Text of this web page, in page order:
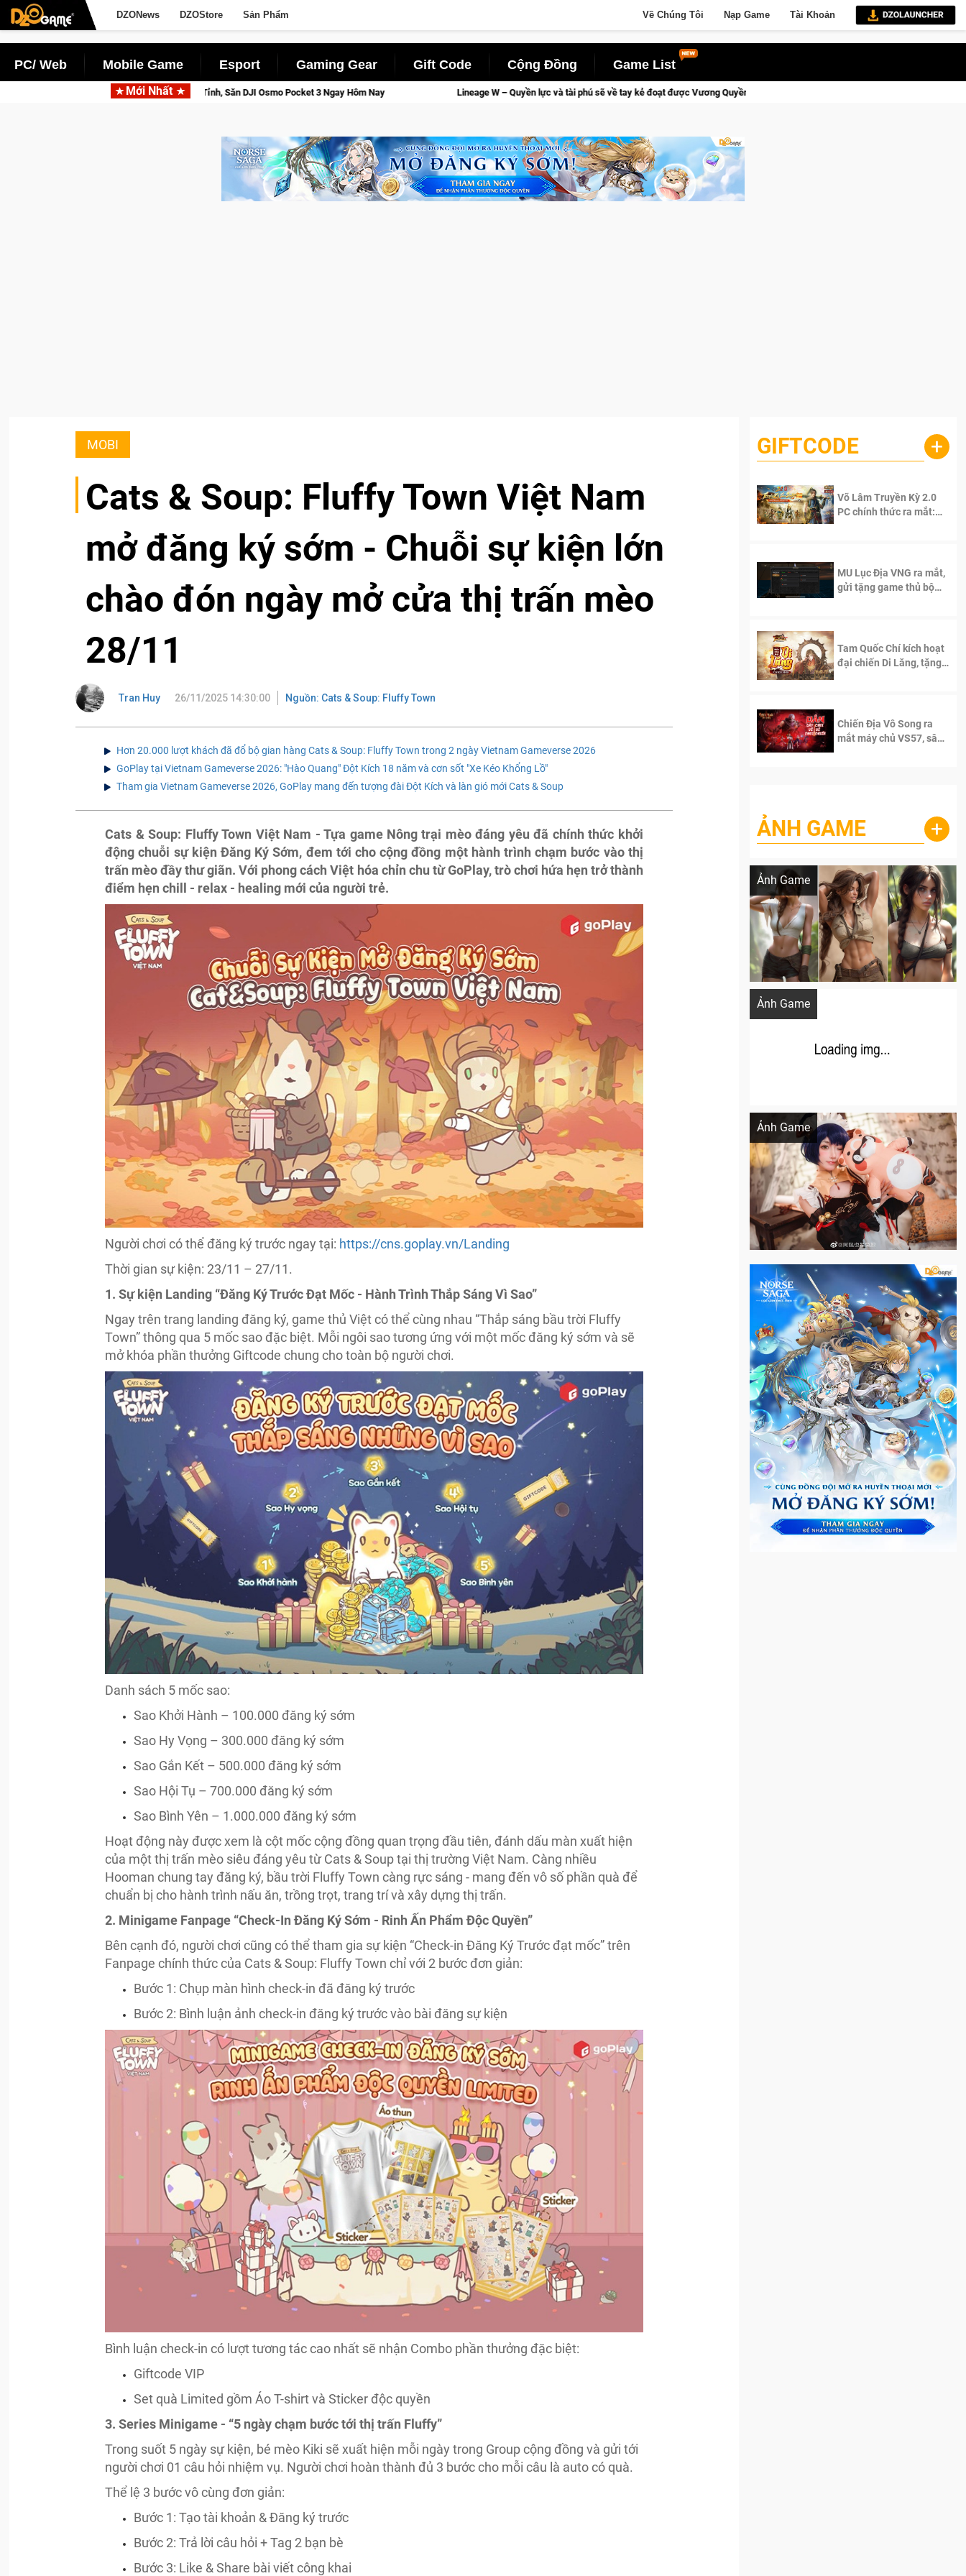
DZONews DZOStore Sản Phẩm Về Chúng Tôi Nạp Game Tài Khoản
PC/ Web Mobile Game Esport Gaming Gear Gift Code Cộng Đồng Game List
Mới Nhất
Giới Thức Tỉnh, Săn DJI Osmo Pocket 3 Ngay Hôm Nay Lineage W – Quyền lực và tài phú sẽ về tay kẻ đoạt được Vương Quyền thành Kent sắp tới!
MOBI
Cats & Soup: Fluffy Town Việt Nam
mở đăng ký sớm - Chuỗi sự kiện lớn
chào đón ngày mở cửa thị trấn mèo
28/11
Tran Huy 26/11/2025 14:30:00 Nguồn: Cats & Soup: Fluffy Town
Hơn 20.000 lượt khách đã đổ bộ gian hàng Cats & Soup: Fluffy Town trong 2 ngày Vietnam Gameverse 2026
GoPlay tại Vietnam Gameverse 2026: "Hào Quang" Đột Kích 18 năm và cơn sốt "Xe Kéo Khổng Lồ"
Tham gia Vietnam Gameverse 2026, GoPlay mang đến tượng đài Đột Kích và làn gió mới Cats & Soup
Cats & Soup: Fluffy Town Việt Nam - Tựa game Nông trại mèo đáng yêu đã chính thức khởi
động chuỗi sự kiện Đăng Ký Sớm, đem tới cho cộng đồng một hành trình chạm bước vào thị
trấn mèo đầy thư giãn. Với phong cách Việt hóa chỉn chu từ GoPlay, trò chơi hứa hẹn trở thành
điểm hẹn chill - relax - healing mới của người trẻ.
Người chơi có thể đăng ký trước ngay tại: https://cns.goplay.vn/Landing
Thời gian sự kiện: 23/11 – 27/11.
1. Sự kiện Landing “Đăng Ký Trước Đạt Mốc - Hành Trình Thắp Sáng Vì Sao”
Ngay trên trang landing đăng ký, game thủ Việt có thể cùng nhau “Thắp sáng bầu trời Fluffy
Town” thông qua 5 mốc sao đặc biệt. Mỗi ngôi sao tương ứng với một mốc đăng ký sớm và sẽ
mở khóa phần thưởng Giftcode chung cho toàn bộ người chơi.
Danh sách 5 mốc sao:
Sao Khởi Hành – 100.000 đăng ký sớm
Sao Hy Vọng – 300.000 đăng ký sớm
Sao Gắn Kết – 500.000 đăng ký sớm
Sao Hội Tụ – 700.000 đăng ký sớm
Sao Bình Yên – 1.000.000 đăng ký sớm
Hoạt động này được xem là cột mốc cộng đồng quan trọng đầu tiên, đánh dấu màn xuất hiện
của một thị trấn mèo siêu đáng yêu từ Cats & Soup tại thị trường Việt Nam. Càng nhiều
Hooman chung tay đăng ký, bầu trời Fluffy Town càng rực sáng - mang đến vô số phần quà để
chuẩn bị cho hành trình nấu ăn, trồng trọt, trang trí và xây dựng thị trấn.
2. Minigame Fanpage “Check-In Đăng Ký Sớm - Rinh Ấn Phẩm Độc Quyền”
Bên cạnh đó, người chơi cũng có thể tham gia sự kiện “Check-in Đăng Ký Trước đạt mốc” trên
Fanpage chính thức của Cats & Soup: Fluffy Town chỉ với 2 bước đơn giản:
Bước 1: Chụp màn hình check-in đã đăng ký trước
Bước 2: Bình luận ảnh check-in đăng ký trước vào bài đăng sự kiện
Bình luận check-in có lượt tương tác cao nhất sẽ nhận Combo phần thưởng đặc biệt:
Giftcode VIP
Set quà Limited gồm Áo T-shirt và Sticker độc quyền
3. Series Minigame - “5 ngày chạm bước tới thị trấn Fluffy”
Trong suốt 5 ngày sự kiện, bé mèo Kiki sẽ xuất hiện mỗi ngày trong Group cộng đồng và gửi tới
người chơi 01 câu hỏi nhiệm vụ. Người chơi hoàn thành đủ 3 bước cho mỗi câu là auto có quà.
Thể lệ 3 bước vô cùng đơn giản:
Bước 1: Tạo tài khoản & Đăng ký trước
Bước 2: Trả lời câu hỏi + Tag 2 bạn bè
Bước 3: Like & Share bài viết công khai
GIFTCODE +
Võ Lâm Truyền Kỳ 2.0
PC chính thức ra mắt:
MU Lục Địa VNG ra mắt,
gửi tặng game thủ bộ
Tam Quốc Chí kích hoạt
đại chiến Di Lăng, tặng
Chiến Địa Vô Song ra
mắt máy chủ VS57, sân
ẢNH GAME +
Ảnh Game
Lala Croft vừa nóng vừa xinh dưới nét vẽ
Ảnh Game
Khi AI Cosplay gái đẹp One Piece
Ảnh Game